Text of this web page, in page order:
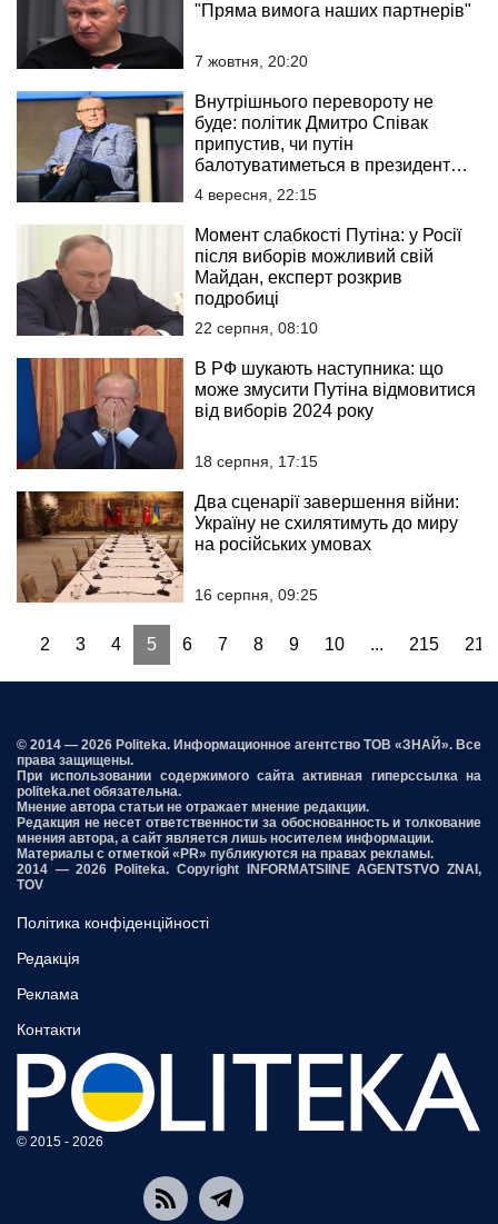
"Пряма вимога наших партнерів"
7 жовтня, 20:20
Внутрішнього перевороту не
буде: політик Дмитро Співак
припустив, чи путін
балотуватиметься в президенти
росії на наступних виборах
4 вересня, 22:15
Момент слабкості Путіна: у Росії
після виборів можливий свій
Майдан, експерт розкрив
подробиці
22 серпня, 08:10
В РФ шукають наступника: що
може змусити Путіна відмовитися
від виборів 2024 року
18 серпня, 17:15
Два сценарії завершення війни:
Україну не схилятимуть до миру
на російських умовах
16 серпня, 09:25
2 3 4 5 6 7 8 9 10 ... 215 216
© 2014 — 2026 Politeka. Информационное агентство ТОВ «ЗНАЙ». Все
права защищены.
При использовании содержимого сайта активная гиперссылка на
politeka.net обязательна.
Мнение автора статьи не отражает мнение редакции.
Редакция не несет ответственности за обоснованность и толкование
мнения автора, а сайт является лишь носителем информации.
Материалы с отметкой «PR» публикуются на правах рекламы.
2014 — 2026 Politeka. Copyright INFORMATSIINE AGENTSTVO ZNAI,
TOV
Політика конфіденційності
Редакція
Реклама
Контакти
© 2015 - 2026